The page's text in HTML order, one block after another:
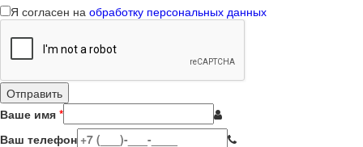
Я согласен на обработку персональных данных
Ваше имя *
Ваш телефон